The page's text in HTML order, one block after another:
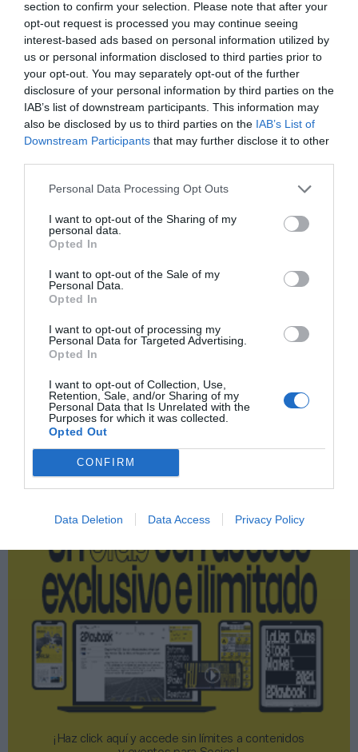
section to confirm your selection. Please note that after your
opt-out request is processed you may continue seeing
interest-based ads based on personal information utilized by
us or personal information disclosed to third parties prior to
your opt-out. You may separately opt-out of the further
disclosure of your personal information by third parties on the
IAB’s list of downstream participants. This information may
also be disclosed by us to third parties on the IAB’s List of
Downstream Participants that may further disclose it to other
Personal Data Processing Opt Outs
I want to opt-out of the Sharing of my
personal data.
Opted In
I want to opt-out of the Sale of my
Personal Data.
Opted In
I want to opt-out of processing my
Personal Data for Targeted Advertising.
Opted In
I want to opt-out of Collection, Use,
Retention, Sale, and/or Sharing of my
Personal Data that Is Unrelated with the
Purposes for which it was collected.
Opted Out
CONFIRM
Data Deletion Data Access Privacy Policy
Índex2P
Mediapro
los clubes presentes. No hay acuerdo, y “estamos
inquietos”, ha asegurado este lunes Philippe Piat,
copresidente del sindicato de jugadores mayoritario
(Unfp).
Añadir 2Playbookcomo fuente preferida de Google
de forma gratuita
Mantente informado con las últimas noticias de actualidad.
ACTIVAR AHORA
Publicidad
2Playbook Club
¡Haz click aquí y accede sin límites a contenidos